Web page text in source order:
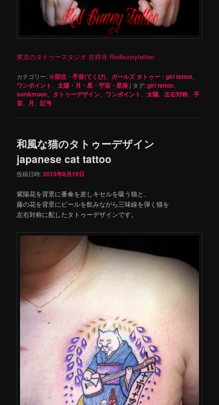
東京のタトゥースタジオ 吉祥寺 Redbunnytattoo
カテゴリー:☆部位・手首(てくび) ガールズ タトゥー・girl tattoo
ワンポイント 、太陽・月・星・宇宙・星座 | タグ:girl tattoo
sun&moon タトゥーデザイン ワンポイント 、太陽 、左右対称 、手
首
月 、記号
和風な猫のタトゥーデザイン
japanese cat tattoo
投稿日時:2015年8月19日
紫陽花を背景に番傘を差しキセルを吸う猫と、
藤の花を背景にビールを飲みながら三味線を弾く猫を
左右対称に配したタトゥーデザインです。